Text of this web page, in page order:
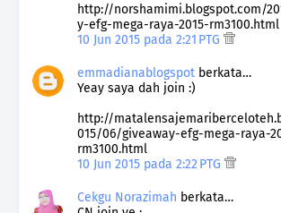
http://norshamimi.blogspot.com/
y-efg-mega-raya-2015-rm3100.html
10 Jun 2015 pada 2:21 PTG
emmadianablogspot berkata…
Yeay saya dah join :)
http://
015/06/giveaway-efg-mega-raya-
rm3100.html
10 Jun 2015 pada 2:22 PTG
Cekgu Norazimah berkata…